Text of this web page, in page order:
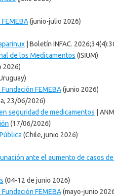
(junio-julio 2026)
| Boletín INFAC.
de los Medicamentos (ISIUM)
2026)
FEMEBA(junio 2026)
23/06/2026)
seguridad de medicamentos |
(17/06/2026)
(Chile, junio 2026)
ante el aumento de casos
(04-12 de junio 2026)
FEMEBA(mayo-junio